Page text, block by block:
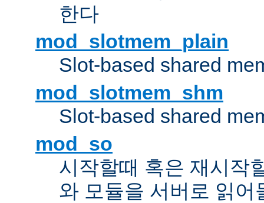
한다
mod_slotmem_plain
Slot-based shared
mod_slotmem_shm
Slot-based shared
mod_so
시작할때 혹은 재시작
와 모듈을 서버로 읽어